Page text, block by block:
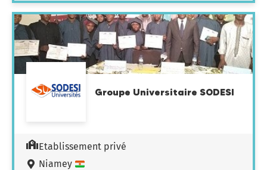
Groupe Universitaire SODESI
Etablissement privé
Niamey